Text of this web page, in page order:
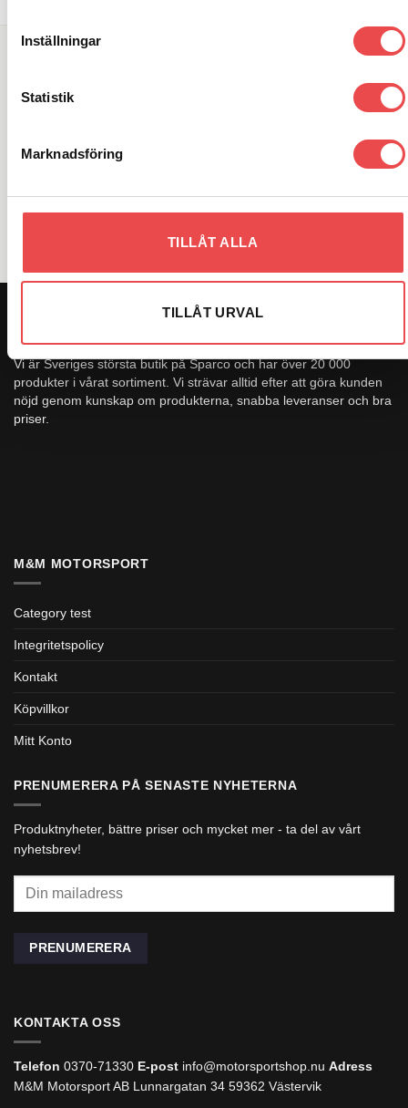
Inställningar
Statistik
Marknadsföring
TILLÅT ALLA
TILLÅT URVAL
Sök
Vi är Sveriges största butik på Sparco och har över 20 000
produkter i vårat sortiment. Vi strävar alltid efter att göra kunden
nöjd genom kunskap om produkterna, snabba leveranser och bra
priser.
M&M MOTORSPORT
Category test
Integritetspolicy
Kontakt
Köpvillkor
Mitt Konto
PRENUMERERA PÅ SENASTE NYHETERNA
Produktnyheter, bättre priser och mycket mer - ta del av vårt
nyhetsbrev!
KONTAKTA OSS
Telefon 0370-71330 E-post info@motorsportshop.nu Adress
M&M Motorsport AB Lunnargatan 34 59362 Västervik